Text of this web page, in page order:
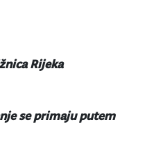
Rijeka
se primaju putem